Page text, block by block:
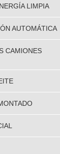
LIMPIA
AUTOMÁTICA
CAMIONES